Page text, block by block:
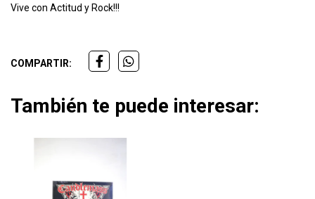
Vive con Actitud y Rock!!!
COMPARTIR:
También te puede interesar: